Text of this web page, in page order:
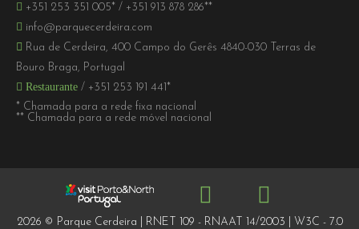
+351 253 351 005* / +351 913 878 286**
info@parquecerdeira.com
Rua de Cerdeira, 400 Campo do Gerês 4840-030 Terras de
Bouro Braga, Portugal
Restaurante / +351 253 191 441*
* Chamada para a rede fixa nacional
** Chamada para a rede móvel nacional
2026 © Parque Cerdeira | RNET 109 - RNAAT 14/2003 | W3C - 7.0